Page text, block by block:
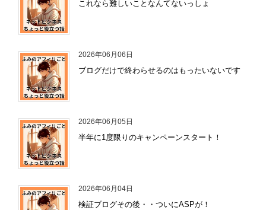
これなら難しいことなんてないっしょ
2026年06月06日
ブログだけで終わらせるのはもったいないです
2026年06月05日
半年に1度限りのキャンペーンスタート！
2026年06月04日
検証ブログその後・・ついにASPが！